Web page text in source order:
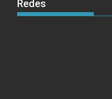
Redes